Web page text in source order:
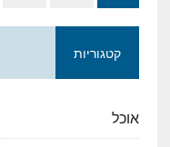
קטגוריות
אוכל